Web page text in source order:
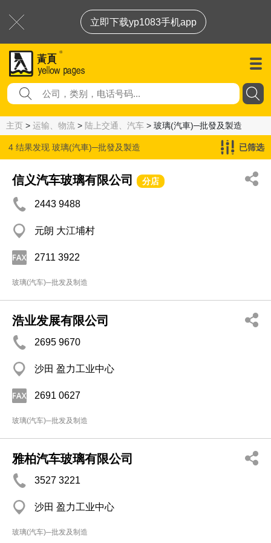
立即下载yp1083手机app
主页 > 运输、物流 > 陆上交通、汽车 > 玻璃(汽車)─批發及製造
4 结果发现 玻璃(汽車)─批發及製造 已筛选
信义汽车玻璃有限公司 分店
2443 9488
元朗 大江埔村
2711 3922
玻璃(汽车)─批发及制造
浩业发展有限公司
2695 9670
沙田 盈力工业中心
2691 0627
玻璃(汽车)─批发及制造
雅柏汽车玻璃有限公司
3527 3221
沙田 盈力工业中心
玻璃(汽车)─批发及制造